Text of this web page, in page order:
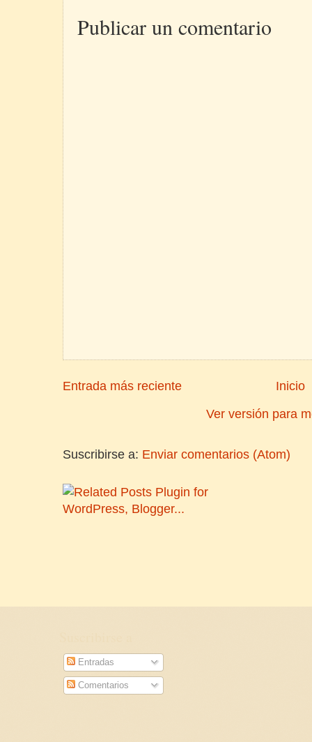
Publicar un comentario
Entrada más reciente
Inicio
Ver versión para
Suscribirse a: Enviar comentarios (Atom)
Entradas
Comentarios